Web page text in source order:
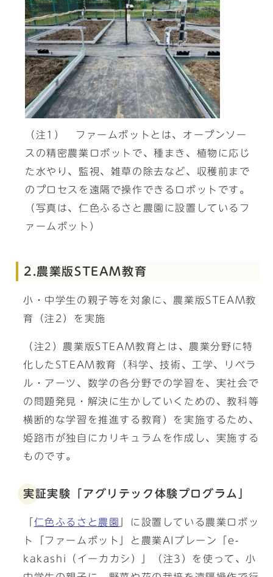
（注1） ファームボットとは、オープンソー
スの精密農業ロボットで、種まき、植物に応じ
た水やり、監視、雑草の除去など、収穫前まで
のプロセスを遠隔で操作できるロボットです。
（写真は、仁色ふるさと農園に設置しているフ
ァームボット）
2.農業版STEAM教育
小・中学生の親子等を対象に、農業版STEAM教
育（注2）を実施
（注2）農業版STEAM教育とは、農業分野に特
化したSTEAM教育（科学、技術、工学、リベラ
ル・アーツ、数学の各分野での学習を、実社会で
の問題発見・解決に生かしていくための、教科等
横断的な学習を推進する教育）を実施するため、
姫路市が独自にカリキュラムを作成し、実施する
ものです。
実証実験「アグリテック体験プログラム」
仁色ふるさと農園
」に設置している農業ロボッ
ト「ファームボット」と農業AIブレーン「e-
kakashi（イーカカシ）」（注3）を使って、小